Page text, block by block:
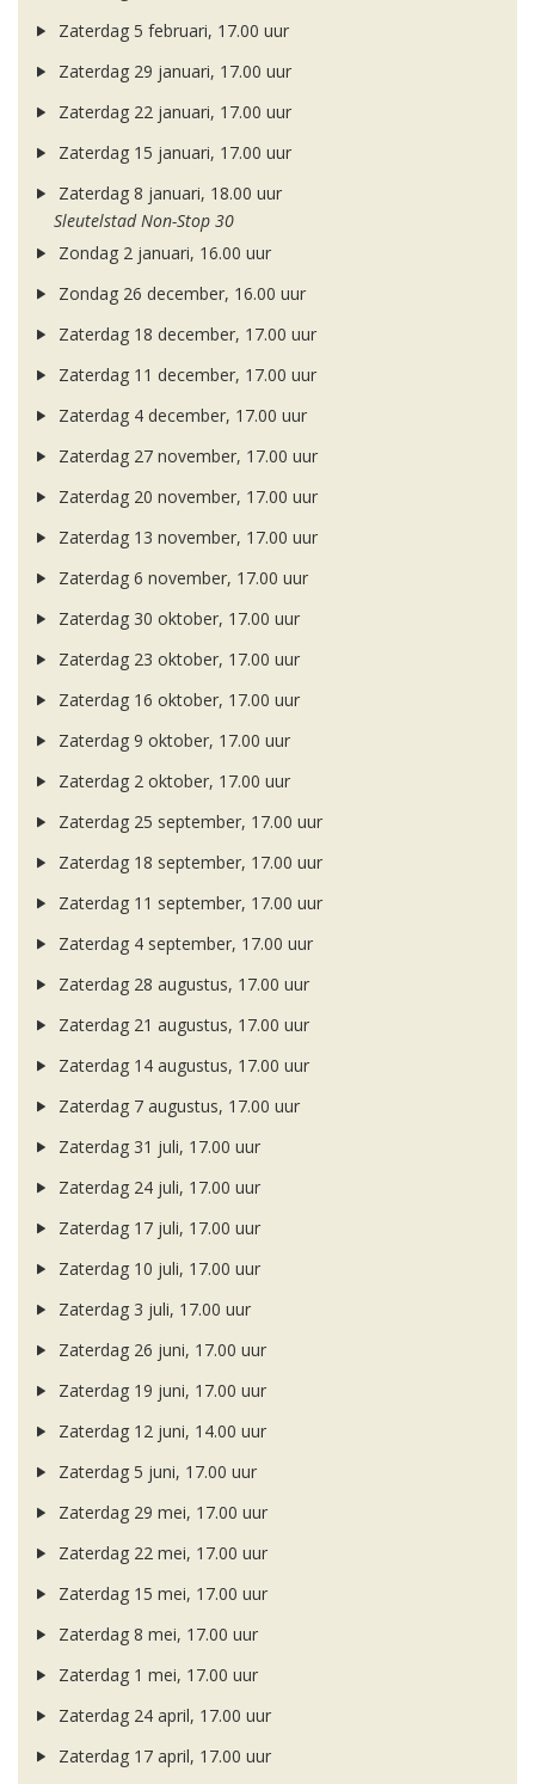
Zaterdag 5 februari, 17.00 uur
Zaterdag 29 januari, 17.00 uur
Zaterdag 22 januari, 17.00 uur
Zaterdag 15 januari, 17.00 uur
Zaterdag 8 januari, 18.00 uur
Sleutelstad Non-Stop 30
Zondag 2 januari, 16.00 uur
Zondag 26 december, 16.00 uur
Zaterdag 18 december, 17.00 uur
Zaterdag 11 december, 17.00 uur
Zaterdag 4 december, 17.00 uur
Zaterdag 27 november, 17.00 uur
Zaterdag 20 november, 17.00 uur
Zaterdag 13 november, 17.00 uur
Zaterdag 6 november, 17.00 uur
Zaterdag 30 oktober, 17.00 uur
Zaterdag 23 oktober, 17.00 uur
Zaterdag 16 oktober, 17.00 uur
Zaterdag 9 oktober, 17.00 uur
Zaterdag 2 oktober, 17.00 uur
Zaterdag 25 september, 17.00 uur
Zaterdag 18 september, 17.00 uur
Zaterdag 11 september, 17.00 uur
Zaterdag 4 september, 17.00 uur
Zaterdag 28 augustus, 17.00 uur
Zaterdag 21 augustus, 17.00 uur
Zaterdag 14 augustus, 17.00 uur
Zaterdag 7 augustus, 17.00 uur
Zaterdag 31 juli, 17.00 uur
Zaterdag 24 juli, 17.00 uur
Zaterdag 17 juli, 17.00 uur
Zaterdag 10 juli, 17.00 uur
Zaterdag 3 juli, 17.00 uur
Zaterdag 26 juni, 17.00 uur
Zaterdag 19 juni, 17.00 uur
Zaterdag 12 juni, 14.00 uur
Zaterdag 5 juni, 17.00 uur
Zaterdag 29 mei, 17.00 uur
Zaterdag 22 mei, 17.00 uur
Zaterdag 15 mei, 17.00 uur
Zaterdag 8 mei, 17.00 uur
Zaterdag 1 mei, 17.00 uur
Zaterdag 24 april, 17.00 uur
Zaterdag 17 april, 17.00 uur